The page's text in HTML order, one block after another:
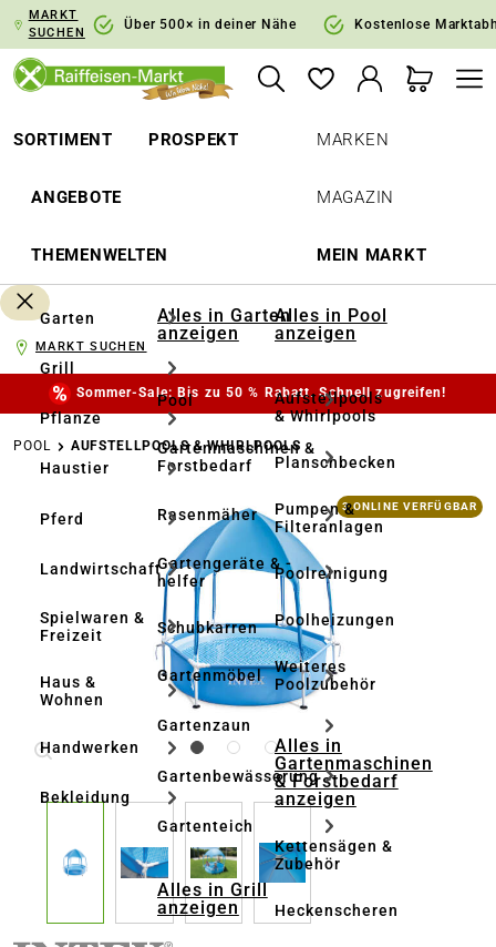
Zur Hauptnavigation springen
MARKT
SUCHEN
Über 500× in deiner Nähe Kostenlose
SORTIMENT PROSPEKT
ANGEBOTE
THEMENWELTEN
MARKEN
MAGAZIN
MEIN MARKT
Garten
Grill
Pflanze
Haustier
Pferd
Landwirtschaft
Spielwaren &
Freizeit
Haus &
Wohnen
Handwerken
Bekleidung
Alles in Garten
anzeigen
Pool
Gartenmaschinen &
Forstbedarf
Rasenmäher
Gartengeräte & -
helfer
Schubkarren
Gartenmöbel
Gartenzaun
Gartenbewässerung
Gartenteich
Alles in Grill
anzeigen
Alles in Pool
anzeigen
Aufstellpools
& Whirlpools
Planschbecken
Pumpen &
Filteranlagen
Poolreinigung
Poolheizungen
Weiteres
Poolzubehör
Alles in
Gartenmaschinen
& Forstbedarf
anzeigen
Kettensägen &
Zubehör
Heckenscheren
MARKT SUCHEN
Sommer-Sale: Bis zu 50 % Rabatt. Schnell zugreifen!
POOL AUFSTELLPOOLS & WHIRLPOOLS
Bildergalerie überspringen 3 ONLINE VERFÜGBAR